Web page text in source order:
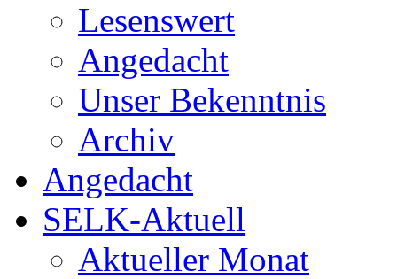
Lesenswert
Angedacht
Unser Bekenntnis
Archiv
Angedacht
SELK-Aktuell
Aktueller Monat